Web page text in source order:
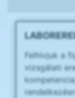
Felhívjuk a
vizsgálati